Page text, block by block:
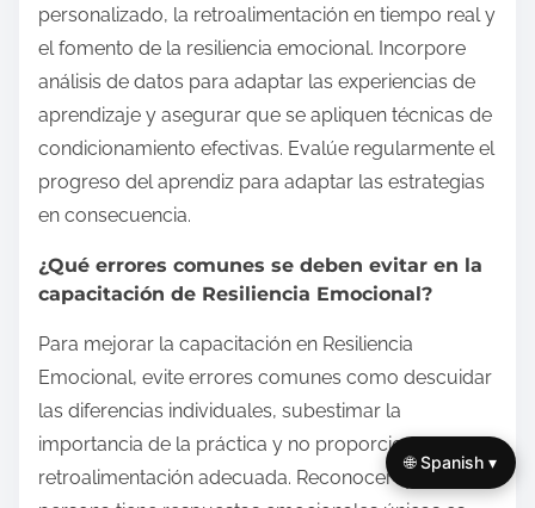
personalizado, la retroalimentación en tiempo real y
el fomento de la resiliencia emocional. Incorpore
análisis de datos para adaptar las experiencias de
aprendizaje y asegurar que se apliquen técnicas de
condicionamiento efectivas. Evalúe regularmente el
progreso del aprendiz para adaptar las estrategias
en consecuencia.
¿Qué errores comunes se deben evitar en la
capacitación de Resiliencia Emocional?
Para mejorar la capacitación en Resiliencia
Emocional, evite errores comunes como descuidar
las diferencias individuales, subestimar la
importancia de la práctica y no proporcionar
retroalimentación adecuada. Reconocer que cada
🌐 Spanish ▾